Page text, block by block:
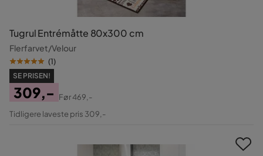
Tugrul Entrémåtte 80x300 cm
Flerfarvet/Velour
(1)
SE PRISEN!
Pris
309,-
Original
Før469,-
Tidligere laveste pris 309,-